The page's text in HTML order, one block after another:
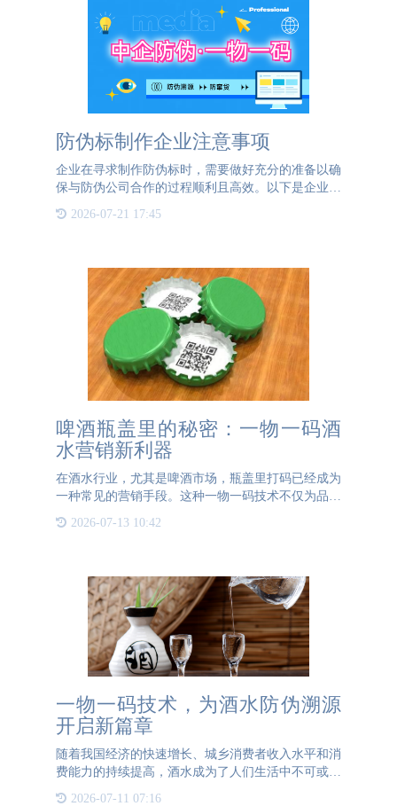
防伪标制作企业注意事项
企业在寻求制作防伪标时，需要做好充分的准备以确
保与防伪公司合作的过程顺利且高效。以下是企业需
进行深入分析，明确哪些产品需要防伪标识保护。理
2026-07-21 17:45
啤酒瓶盖里的秘密：一物一码酒
水营销新利器
在酒水行业，尤其是啤酒市场，瓶盖里打码已经成为
一种常见的营销手段。这种一物一码技术不仅为品牌
带来了新的营销机会，也为消费者带来了更多的互动
体验。那么，瓶盖里的一物一码到底有什么作用呢？
2026-07-13 10:42
一物一码技术，为酒水防伪溯源
开启新篇章
随着我国经济的快速增长、城乡消费者收入水平和消
费能力的持续提高，酒水成为了人们生活中不可或缺
的饮品。现如今，酒水市场竞争日趋激烈，消费者对
2026-07-11 07:16